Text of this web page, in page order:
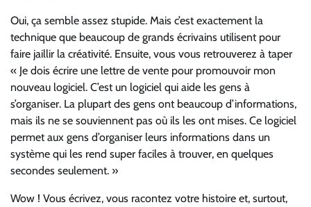
Oui, ça semble assez stupide. Mais c’est exactement la
technique que beaucoup de grands écrivains utilisent pour
faire jaillir la créativité. Ensuite, vous vous retrouverez à taper
« Je dois écrire une lettre de vente pour promouvoir mon
nouveau logiciel. C’est un logiciel qui aide les gens à
s’organiser. La plupart des gens ont beaucoup d’informations,
mais ils ne se souviennent pas où ils les ont mises. Ce logiciel
permet aux gens d’organiser leurs informations dans un
système qui les rend super faciles à trouver, en quelques
secondes seulement. »
Wow ! Vous écrivez, vous racontez votre histoire et, surtout,